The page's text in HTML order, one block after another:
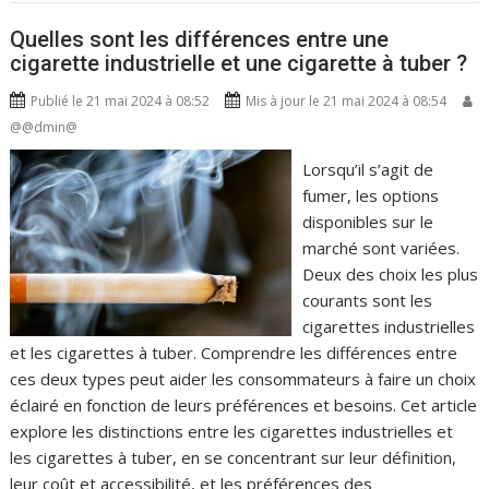
Quelles sont les différences entre une
cigarette industrielle et une cigarette à tuber ?
Publié le 21 mai 2024 à 08:52
Mis à jour le 21 mai 2024 à 08:54
@@dmin@
Lorsqu’il s’agit de
fumer, les options
disponibles sur le
marché sont variées.
Deux des choix les plus
courants sont les
cigarettes industrielles
et les cigarettes à tuber. Comprendre les différences entre
ces deux types peut aider les consommateurs à faire un choix
éclairé en fonction de leurs préférences et besoins. Cet article
explore les distinctions entre les cigarettes industrielles et
les cigarettes à tuber, en se concentrant sur leur définition,
leur coût et accessibilité, et les préférences des